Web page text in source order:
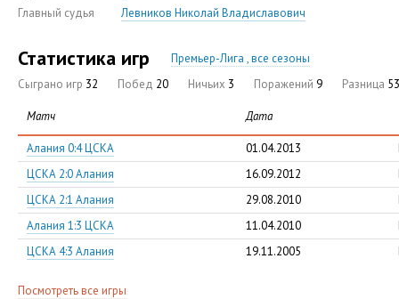
Главный судья
Левников Николай Владиславович
Статистика игр
Премьер-Лига , все сезоны
Сыграно игр 32 Побед 20 Ничьих 3 Поражений 9 Разница
Матч Дата
Алания 0:4 ЦСКА 01.04.2013
ЦСКА 2:0 Алания
16.09.2012
ЦСКА 2:1 Алания
29.08.2010
Алания 1:3 ЦСКА
11.04.2010
ЦСКА 4:3 Алания
19.11.2005
Посмотреть все игры